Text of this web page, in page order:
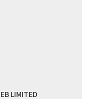
LIMITED